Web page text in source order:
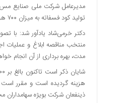
مدیرعامل شرکت ملی صنایع مس
تولید کود فسفاته به میزان ۷۰۰ هزار تن تامین خواهد شد که می‌تواند نیمی از نیاز کشور به کودهای فسفاته را تامین کند.
مدت، بهره برداری از آن انجام
ذینفعان شرکت بویژه